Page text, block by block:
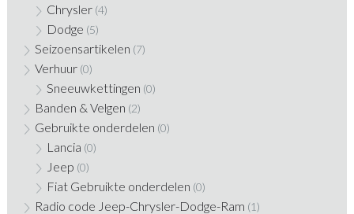
Chrysler (4)
Dodge (5)
Seizoensartikelen (7)
Verhuur (0)
Sneeuwkettingen (0)
Banden & Velgen (2)
Gebruikte onderdelen (0)
Lancia (0)
Jeep (0)
Fiat Gebruikte onderdelen (0)
Radio code Jeep-Chrysler-Dodge-Ram (1)